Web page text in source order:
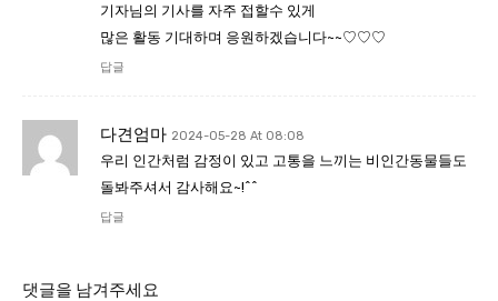
기자님의 기사를 자주 접할수 있게
많은 활동 기대하며 응원하겠습니다~~♡♡♡
답글
다견엄마 2024-05-28 At 08:08
우리 인간처럼 감정이 있고 고통을 느끼는 비인간동물들도
돌봐주셔서 감사해요~!^^
답글
댓글을 남겨주세요